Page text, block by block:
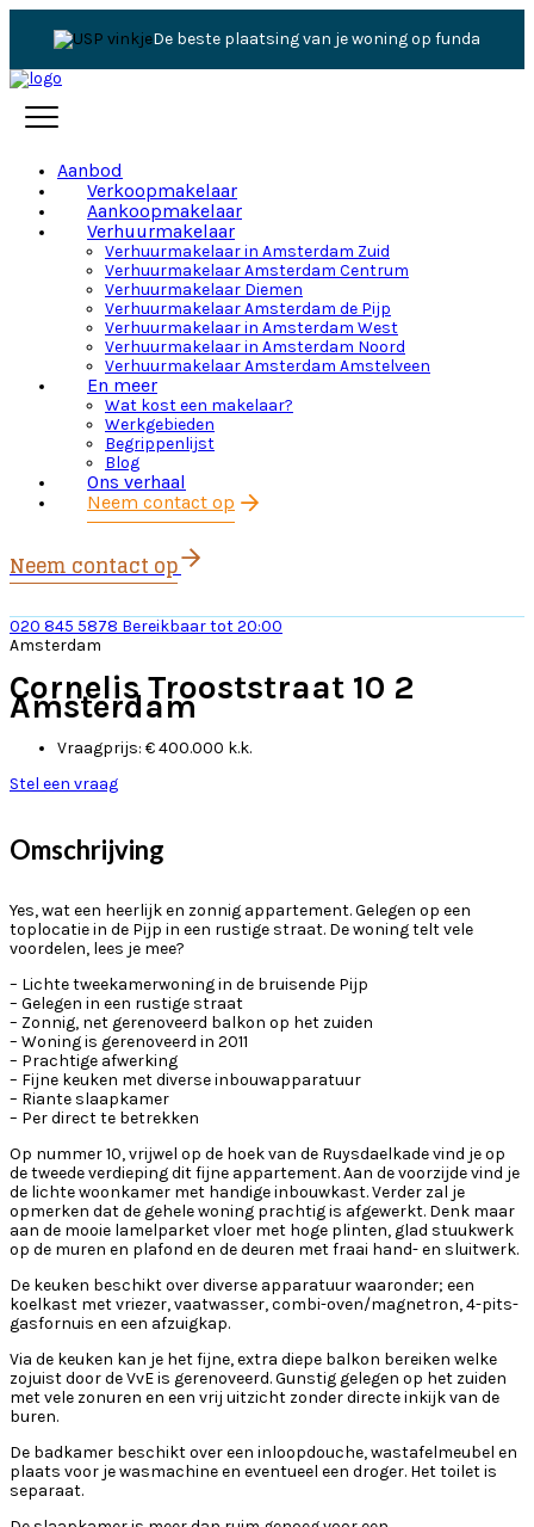
De beste plaatsing van je woning op funda
Aanbod
Verkoopmakelaar
Aankoopmakelaar
Verhuurmakelaar
Verhuurmakelaar in Amsterdam Zuid
Verhuurmakelaar Amsterdam Centrum
Verhuurmakelaar Diemen
Verhuurmakelaar Amsterdam de Pijp
Verhuurmakelaar in Amsterdam West
Verhuurmakelaar in Amsterdam Noord
Verhuurmakelaar Amsterdam Amstelveen
En meer
Wat kost een makelaar?
Werkgebieden
Begrippenlijst
Blog
Ons verhaal
Neem contact op
Neem contact op
020 845 5878 Bereikbaar tot 20:00
Amsterdam
Cornelis Trooststraat 10 2
Amsterdam
Vraagprijs: € 400.000 k.k.
Stel een vraag
Omschrijving
Yes, wat een heerlijk en zonnig appartement. Gelegen op een
toplocatie in de Pijp in een rustige straat. De woning telt vele
voordelen, lees je mee?
– Lichte tweekamerwoning in de bruisende Pijp
– Gelegen in een rustige straat
– Zonnig, net gerenoveerd balkon op het zuiden
– Woning is gerenoveerd in 2011
– Prachtige afwerking
– Fijne keuken met diverse inbouwapparatuur
– Riante slaapkamer
– Per direct te betrekken
Op nummer 10, vrijwel op de hoek van de Ruysdaelkade vind je op
de tweede verdieping dit fijne appartement. Aan de voorzijde vind je
de lichte woonkamer met handige inbouwkast. Verder zal je
opmerken dat de gehele woning prachtig is afgewerkt. Denk maar
aan de mooie lamelparket vloer met hoge plinten, glad stuukwerk
op de muren en plafond en de deuren met fraai hand- en sluitwerk.
De keuken beschikt over diverse apparatuur waaronder; een
koelkast met vriezer, vaatwasser, combi-oven/magnetron, 4-pits-
gasfornuis en een afzuigkap.
Via de keuken kan je het fijne, extra diepe balkon bereiken welke
zojuist door de VvE is gerenoveerd. Gunstig gelegen op het zuiden
met vele zonuren en een vrij uitzicht zonder directe inkijk van de
buren.
De badkamer beschikt over een inloopdouche, wastafelmeubel en
plaats voor je wasmachine en eventueel een droger. Het toilet is
separaat.